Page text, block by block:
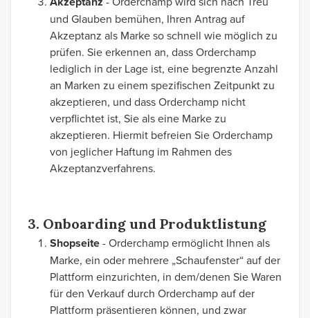
und Glauben bemühen, Ihren Antrag auf
Akzeptanz als Marke so schnell wie möglich zu
prüfen. Sie erkennen an, dass Orderchamp
lediglich in der Lage ist, eine begrenzte Anzahl
an Marken zu einem spezifischen Zeitpunkt zu
akzeptieren, und dass Orderchamp nicht
verpflichtet ist, Sie als eine Marke zu
akzeptieren. Hiermit befreien Sie Orderchamp
von jeglicher Haftung im Rahmen des
Akzeptanzverfahrens.
3. Onboarding und Produktlistung
Shopseite- Orderchamp ermöglicht Ihnen als
Marke, ein oder mehrere „Schaufenster“ auf der
Plattform einzurichten, in dem/denen Sie Waren
für den Verkauf durch Orderchamp auf der
Plattform präsentieren können, und zwar